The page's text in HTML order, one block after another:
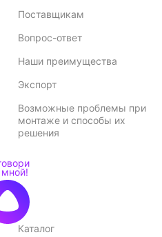
Поставщикам
Вопрос-ответ
Наши преимущества
Экспорт
Возможные проблемы при
монтаже и способы их
решения
Каталог